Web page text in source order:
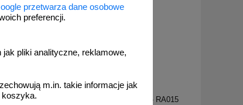
przetwarza dane osobowe
preferencji.
pliki analityczne, reklamowe,
m.in. takie informacje jak
koszyka.
RA015
Toaleta damska 1 - znak informacyjny - RA015